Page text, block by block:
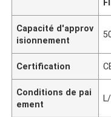
Capacité d'approv
isionnement
Certification
Conditions de pai
ement